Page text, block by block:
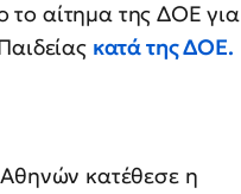
το αίτημα της ΔΟΕ για
κατά της ΔΟΕ.
κατέθεσε η